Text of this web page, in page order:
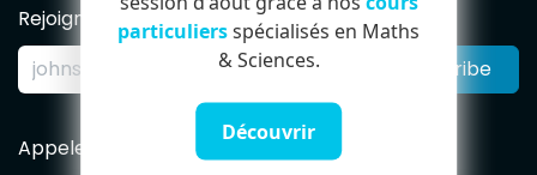
Rejoignez notre Newsletter
Subscribe
Appelez-nous
particuliersspécialisés en Maths
& Sciences.
Découvrir